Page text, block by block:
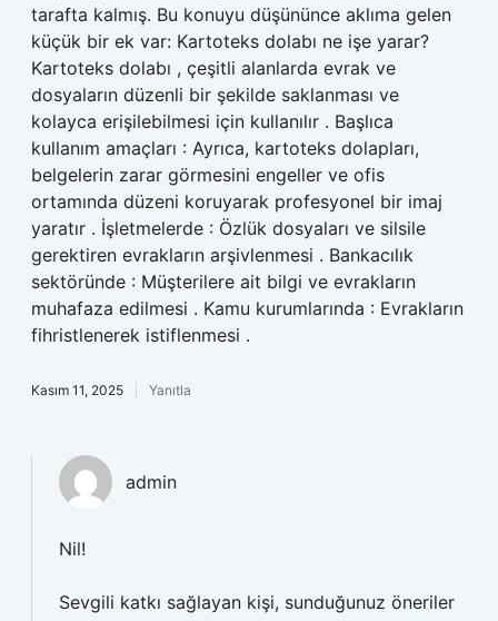
tarafta kalmış. Bu konuyu düşününce aklıma gelen
küçük bir ek var: Kartoteks dolabı ne işe yarar?
Kartoteks dolabı , çeşitli alanlarda evrak ve
dosyaların düzenli bir şekilde saklanması ve
kolayca erişilebilmesi için kullanılır . Başlıca
kullanım amaçları : Ayrıca, kartoteks dolapları,
belgelerin zarar görmesini engeller ve ofis
ortamında düzeni koruyarak profesyonel bir imaj
yaratır . İşletmelerde : Özlük dosyaları ve silsile
gerektiren evrakların arşivlenmesi . Bankacılık
sektöründe : Müşterilere ait bilgi ve evrakların
muhafaza edilmesi . Kamu kurumlarında : Evrakların
fihristlenerek istiflenmesi .
Kasım 11, 2025 Yanıtla
admin
Nil!
Sevgili katkı sağlayan kişi, sunduğunuz öneriler